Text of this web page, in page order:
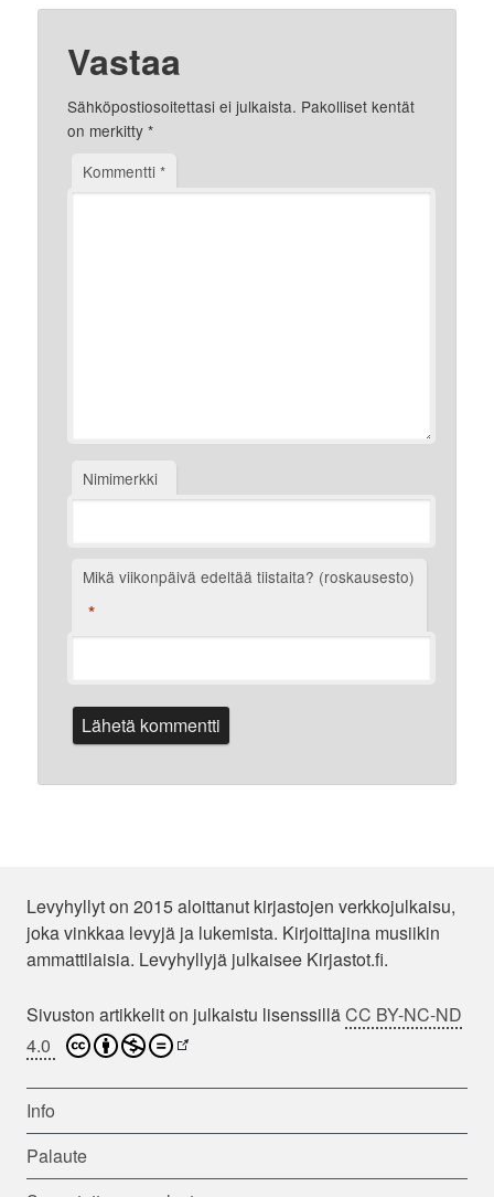
Vastaa
Sähköpostiosoitettasi ei julkaista. Pakolliset kentät
on merkitty*
Kommentti*
Nimimerkki
Mikä viikonpäivä edeltää tiistaita? (roskausesto)
*
Levyhyllyt on 2015 aloittanut kirjastojen verkkojulkaisu,
joka vinkkaa levyjä ja lukemista. Kirjoittajina musiikin
ammattilaisia. Levyhyllyjä julkaisee Kirjastot.fi.
Sivuston artikkelit on julkaistu lisenssilläCC BY-NC-ND
4.0
Info
Palaute